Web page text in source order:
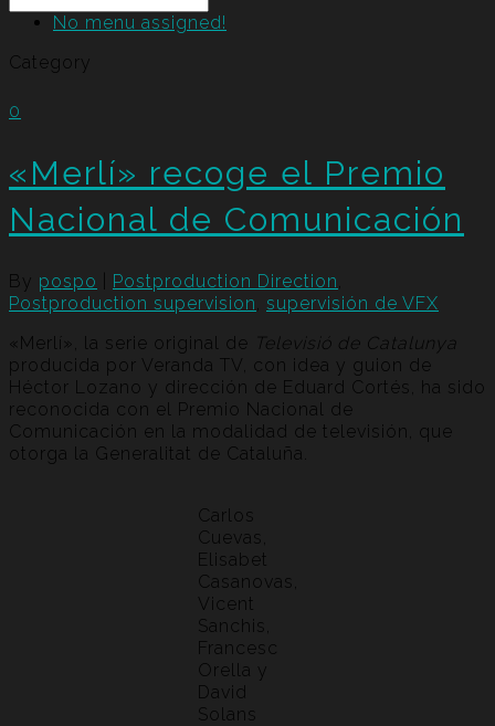
No menu assigned!
Category
0
«Merlí» recoge el Premio
Nacional de Comunicación
By pospo Postproduction Direction
Postproduction supervision supervisión de VFX
«Merlí», la serie original de Televisió de Catalunya
producida por Veranda TV, con idea y guion de
Héctor Lozano y dirección de Eduard Cortés, ha sido
reconocida con el Premio Nacional de
Comunicación en la modalidad de televisión, que
otorga la Generalitat de Cataluña.
Carlos
Cuevas,
Elisabet
Casanovas,
Vicent
Sanchis,
Francesc
Orella y
David
Solans